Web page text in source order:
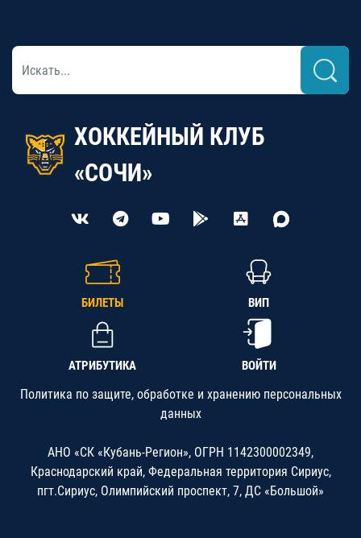
ХОККЕЙНЫЙ КЛУБ
«СОЧИ»
БИЛЕТЫ ВИП
АТРИБУТИКА ВОЙТИ
Политика по защите, обработке и хранению персональных
данных
АНО «СК «Кубань-Регион», ОГРН 1142300002349,
Краснодарский край, Федеральная территория Сириус,
пгт.Сириус, Олимпийский проспект, 7, ДС «Большой»